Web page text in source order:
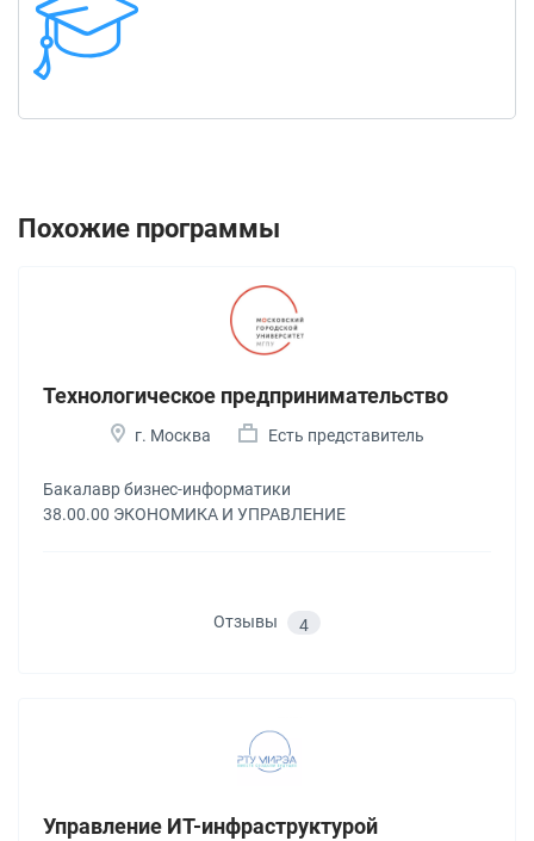
Похожие программы
Технологическое предпринимательство
г. Москва Есть представитель
Бакалавр бизнес-информатики
38.00.00 ЭКОНОМИКА И УПРАВЛЕНИЕ
Отзывы 4
Управление ИТ-инфраструктурой